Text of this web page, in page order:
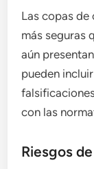
Las copas
más seguras
aún
pueden
con las
Riesgos